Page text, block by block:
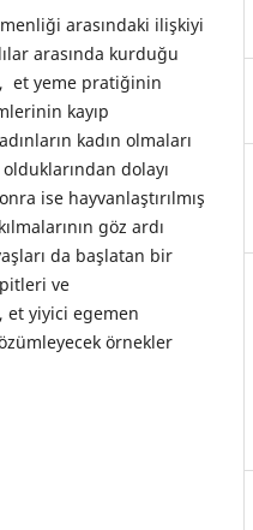
arasındaki ilişkiyi
arasında kurduğu
et yeme pratiğinin
kayıp
kadın olmaları
dolayı
ise hayvanlaştırılmış
göz ardı
da başlatan bir
ve
et yiyici egemen
örnekler